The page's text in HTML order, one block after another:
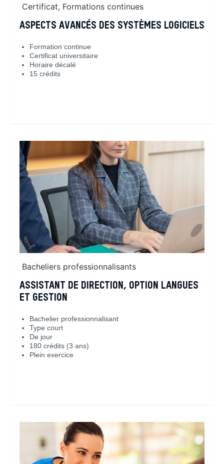
Certificat, Formations continues
ASPECTS AVANCÉS DES SYSTÈMES LOGICIELS
Formation continue
Certificat universitaire
Horaire décalé
15 crédits
Bacheliers professionnalisants
ASSISTANT DE DIRECTION, OPTION LANGUES
ET GESTION
Bachelier professionnalisant
Type court
De jour
180 crédits (3 ans)
Plein exercice